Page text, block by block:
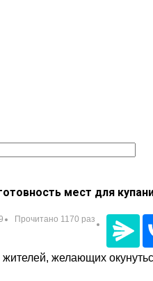
мест для
Прочитано 1170 раз
желающих